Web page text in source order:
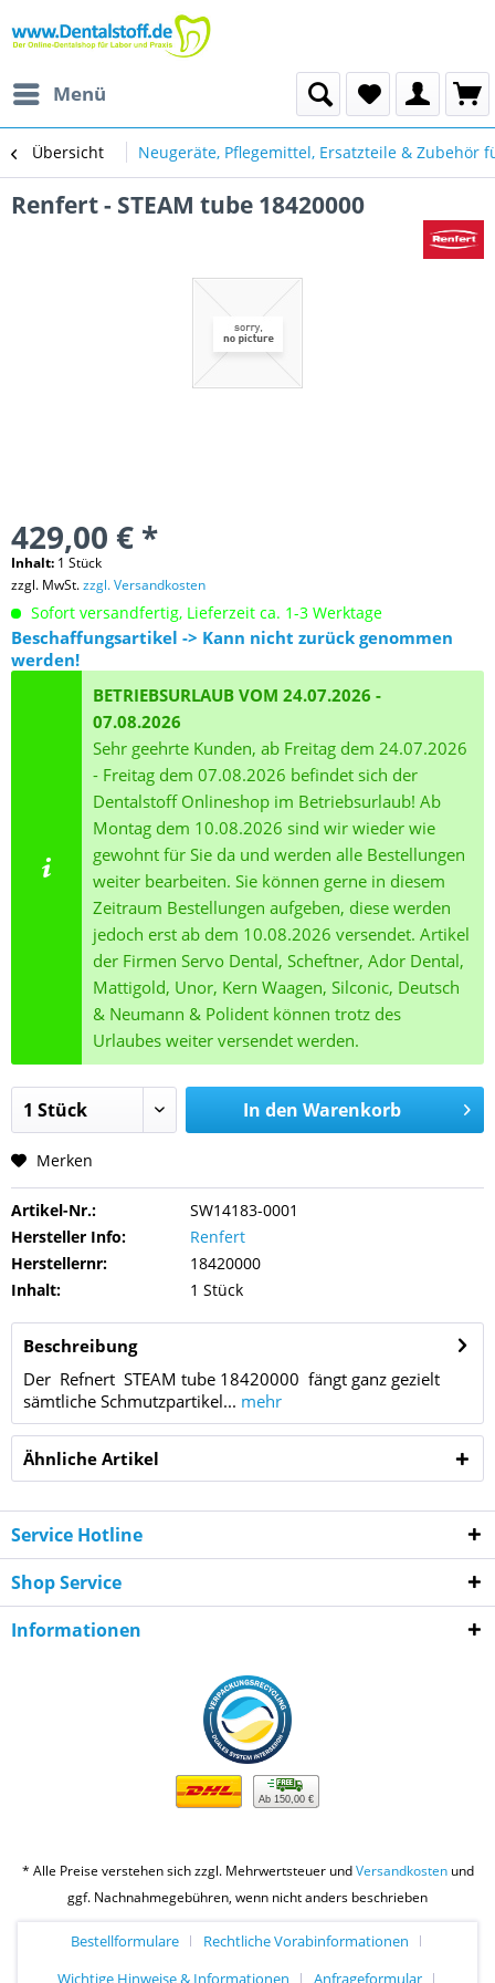
Menü
Übersicht Neugeräte, Pflegemittel, Ersatzteile & Zubehör
Renfert - STEAM tube 18420000
429,00 € *
Inhalt: 1 Stück
zzgl. MwSt.zzgl. Versandkosten
Sofort versandfertig, Lieferzeit ca. 1-3 Werktage
Beschaffungsartikel -> Kann nicht zurück genommen
werden!
BETRIEBSURLAUB VOM 24.07.2026 -
07.08.2026
Sehr geehrte Kunden, ab Freitag dem 24.07.2026
- Freitag dem 07.08.2026 befindet sich der
Dentalstoff Onlineshop im Betriebsurlaub! Ab
Montag dem 10.08.2026 sind wir wieder wie
gewohnt für Sie da und werden alle Bestellungen
weiter bearbeiten. Sie können gerne in diesem
Zeitraum Bestellungen aufgeben, diese werden
jedoch erst ab dem 10.08.2026 versendet. Artikel
der Firmen Servo Dental, Scheftner, Ador Dental,
Mattigold, Unor, Kern Waagen, Silconic, Deutsch
& Neumann & Polident können trotz des
Urlaubes weiter versendet werden.
In den Warenkorb
Merken
Artikel-Nr.:
SW14183-0001
Hersteller Info:
Renfert
Herstellernr:
18420000
Inhalt:
1 Stück
Beschreibung
Der Refnert STEAM tube 18420000 fängt ganz gezielt
sämtliche Schmutzpartikel... mehr
Ähnliche Artikel
Service Hotline
Shop Service
Informationen
Ab 150,00 €
* Alle Preise verstehen sich zzgl. Mehrwertsteuer undVersandkostenund
ggf. Nachnahmegebühren, wenn nicht anders beschrieben
Bestellformulare
Rechtliche Vorabinformationen
Wichtige Hinweise & Informationen
Anfrageformular